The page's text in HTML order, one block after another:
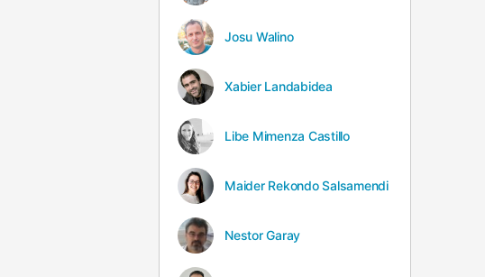
Josu Walino
Xabier Landabidea
Libe Mimenza Castillo
Maider Rekondo Salsamendi
Nestor Garay